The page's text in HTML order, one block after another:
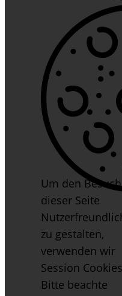
Um den Besuch
dieser Seite
zu gestalten,
verwenden wir
Session
Bitte beachte